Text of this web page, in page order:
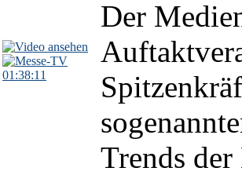
01:38:11
Der
Trends